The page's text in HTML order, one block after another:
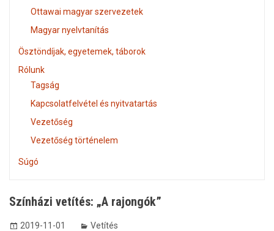
Ottawai magyar szervezetek
Magyar nyelvtanítás
Ösztöndíjak, egyetemek, táborok
Rólunk
Tagság
Kapcsolatfelvétel és nyitvatartás
Vezetőség
Vezetőség történelem
Súgó
Színházi vetítés: „A rajongók”
2019-11-01 Vetítés